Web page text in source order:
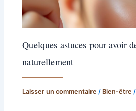
Quelques astuces pour avoir
naturellement
Laisser un commentaire / Bien-être